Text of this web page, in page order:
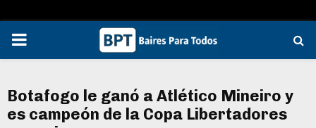
PRIMARY
Botafogo le ganó a Atlético Mineiro y
es campeón de la Copa Libertadores